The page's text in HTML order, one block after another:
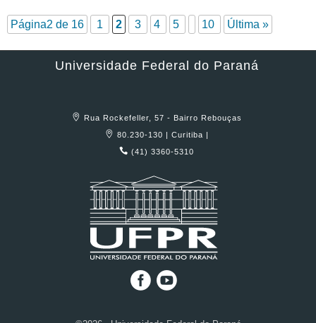
Página2 de 16 1 2 3 4 5 10 Última »
Universidade Federal do Paraná
Rua Rockefeller, 57 - Bairro Rebouças
80.230-130 | Curitiba |
(41) 3360-5310